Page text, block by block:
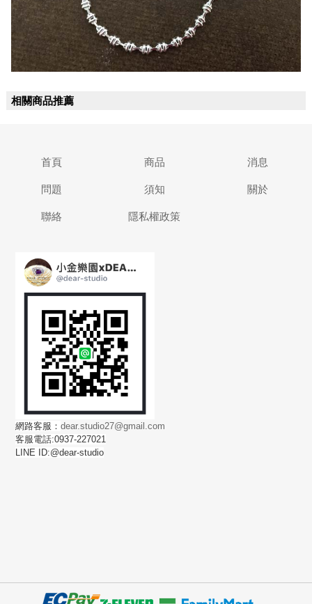
相關商品推薦
首頁 商品 消息
問題 須知 關於
聯絡 隱私權政策
網路客服：dear.studio27@gmail.com
客服電話:0937-227021
LINE ID:@dear-studio